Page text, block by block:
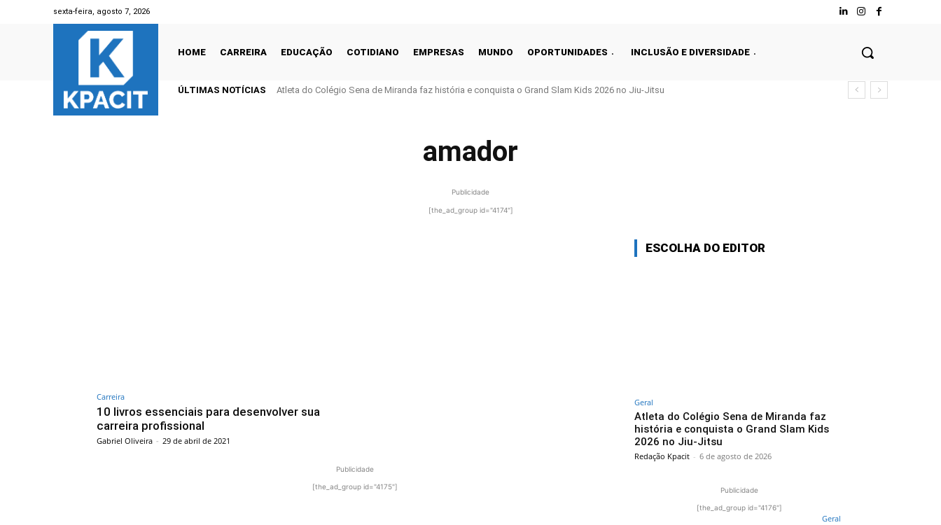
sexta-feira, agosto 7, 2026
HOME CARREIRA EDUCAÇÃO COTIDIANO EMPRESAS MUNDO OPORTUNIDADES INCLUSÃO E DIVERSIDADE
ÚLTIMAS NOTÍCIAS Atleta do Colégio Sena de Miranda faz história e conquista o Grand Slam Kids 2026 no Jiu-Jitsu
amador
Publicidade
[the_ad_group id="4174"]
Carreira
10 livros essenciais para desenvolver sua
carreira profissional
Gabriel Oliveira - 29 de abril de 2021
Publicidade
[the_ad_group id="4175"]
ESCOLHA DO EDITOR
Geral
Atleta do Colégio Sena de Miranda faz
história e conquista o Grand Slam Kids
2026 no Jiu-Jitsu
Redação Kpacit - 6 de agosto de 2026
Publicidade
[the_ad_group id="4176"]
Geral